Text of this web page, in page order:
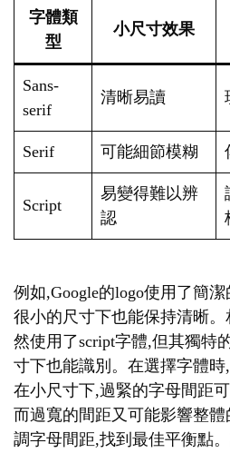
字體類
型
小尺寸效果
Sans-
serif
清晰易讀
Serif 可能細節模糊
Script
易變得難以辨
認
例如,Google的logo使用了簡
很小的尺寸下也能保持清晰。
然使用了script字體,但其獨特
寸下也能識別。在選擇字體時
在小尺寸下,過緊的字母間距
而過寬的間距又可能影響整
調字母間距,找到最佳平衡點